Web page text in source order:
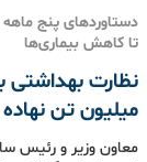
دستاوردهای پنج
تا کاهش بیماری‌ها
میلیون تن نهاده
معاون وزیر و رئیس